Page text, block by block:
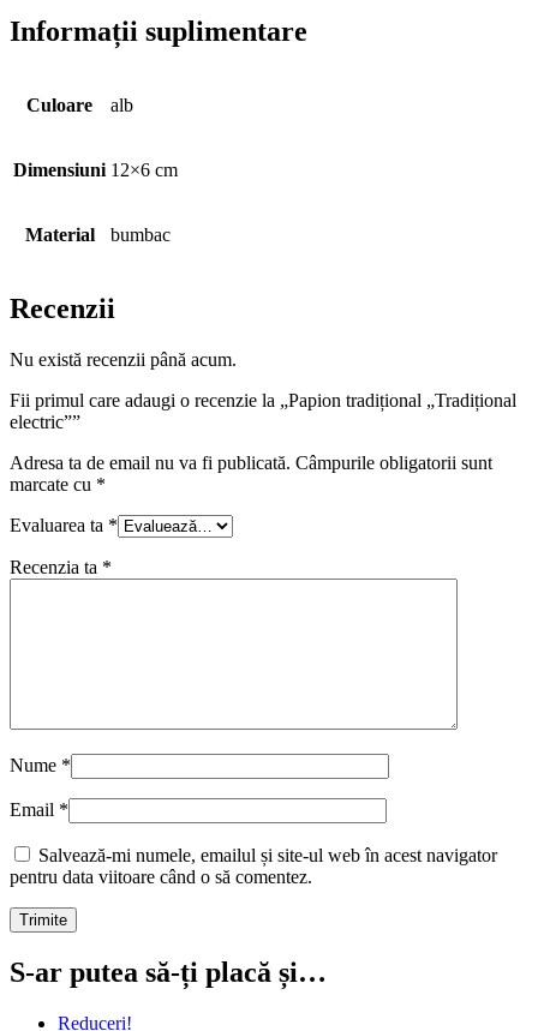
Informații suplimentare
Culoare alb
Dimensiuni 12×6 cm
Material bumbac
Recenzii
Nu există recenzii până acum.
Fii primul care adaugi o recenzie la „Papion tradițional „Tradițional
electric””
Adresa ta de email nu va fi publicată. Câmpurile obligatorii sunt
marcate cu *
Evaluarea ta *
Recenzia ta *
Nume *
Email *
Salvează-mi numele, emailul și site-ul web în acest navigator
pentru data viitoare când o să comentez.
S-ar putea să-ți placă și…
Reduceri!